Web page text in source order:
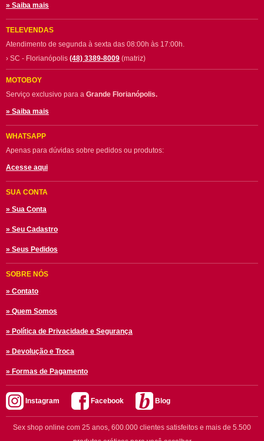
» Saiba mais
TELEVENDAS
Atendimento de segunda à sexta das 08:00h às 17:00h.
› SC - Florianópolis (48) 3389-8009 (matriz)
MOTOBOY
Serviço exclusivo para a Grande Florianópolis.
» Saiba mais
WHATSAPP
Apenas para dúvidas sobre pedidos ou produtos:
Acesse aqui
SUA CONTA
» Sua Conta
» Seu Cadastro
» Seus Pedidos
SOBRE NÓS
» Contato
» Quem Somos
» Política de Privacidade e Segurança
» Devolução e Troca
» Formas de Pagamento
Instagram Facebook Blog
Sex shop online com 25 anos, 600.000 clientes satisfeitos e mais de 5.500